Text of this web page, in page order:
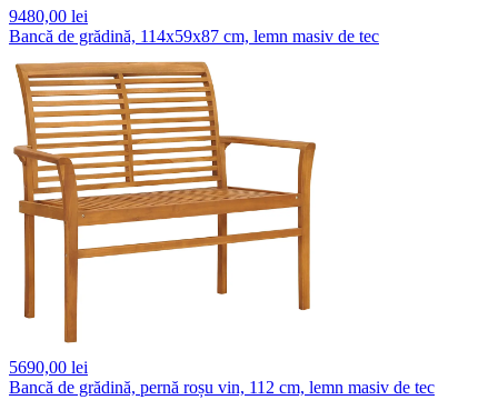
9480,00 lei
Bancă de grădină, 114x59x87 cm, lemn masiv de tec
5690,00 lei
Bancă de grădină, pernă roșu vin, 112 cm, lemn masiv de tec